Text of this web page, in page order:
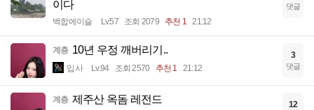
이다
백합에이슬 Lv.57 조회 2079 추천 1 21:12
댓글
계층 10년 우정 깨버리기..
입사 Lv.94 조회 2570 추천 1 21:12
3
댓글
계층 제주산 옥돔 레전드 12